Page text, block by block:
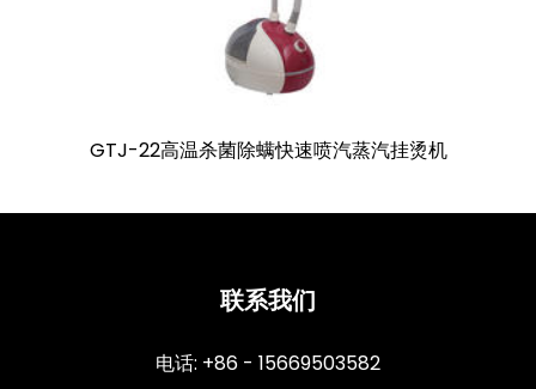
GTJ-22高温杀菌除螨快速喷汽蒸汽挂烫机
联系我们
电话: +86 - 15669503582